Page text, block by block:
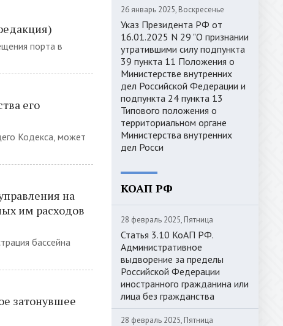
порта в
его
Кодекса, может
на
им расходов
бассейна
затонувшее
26 январь 2025, Воскресенье
Указ Президента РФ от
16.01.2025 N 29 "О признании
утратившими силу подпункта
39 пункта 11 Положения о
Министерстве внутренних
дел Российской Федерации и
подпункта 24 пункта 13
Типового положения о
территориальном органе
Министерства внутренних
дел Росси
КОАП РФ
28 февраль 2025, Пятница
Статья 3.10 КоАП РФ.
Административное
выдворение за пределы
Российской Федерации
иностранного гражданина или
лица без гражданства
28 февраль 2025, Пятница